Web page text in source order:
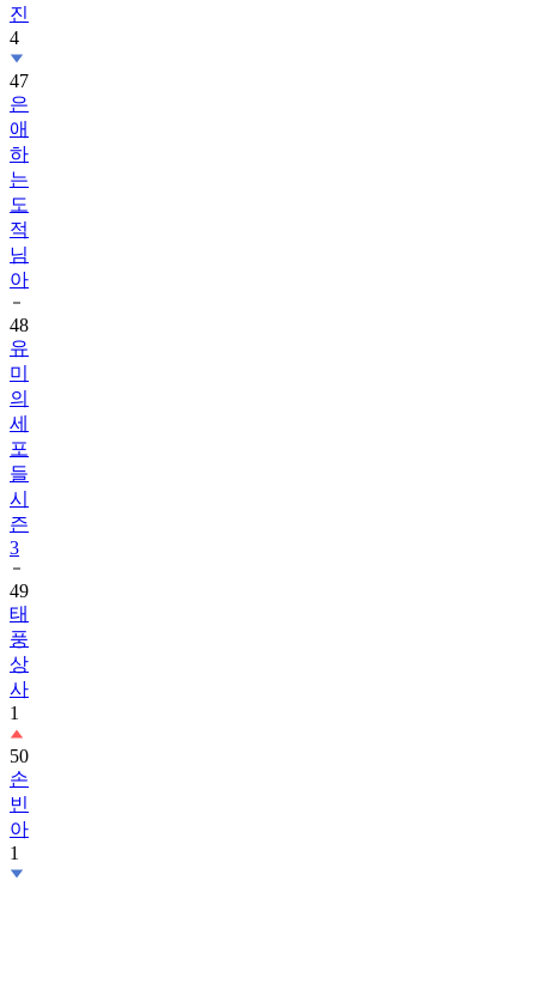
진
4
47
은
애
하
는
도
적
님
아
48
유
미
의
세
포
들
시
즌
3
49
태
풍
상
사
1
50
손
빈
아
1